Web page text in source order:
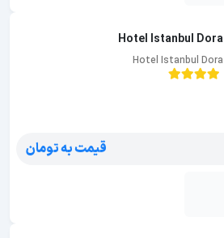
Hotel Istanbul Dora
Hotel Istanbul Dora
قیمت به تومان